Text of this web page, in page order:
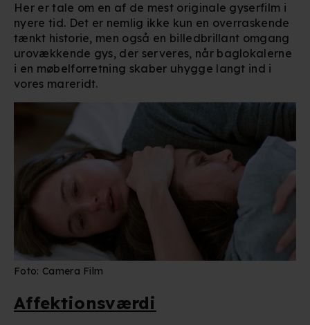
Her er tale om en af de mest originale gyserfilm i
nyere tid. Det er nemlig ikke kun en overraskende
tænkt historie, men også en billedbrillant omgang
urovækkende gys, der serveres, når baglokalerne
i en møbelforretning skaber uhygge langt ind i
vores mareridt.
Foto: Camera Film
Affektionsværdi